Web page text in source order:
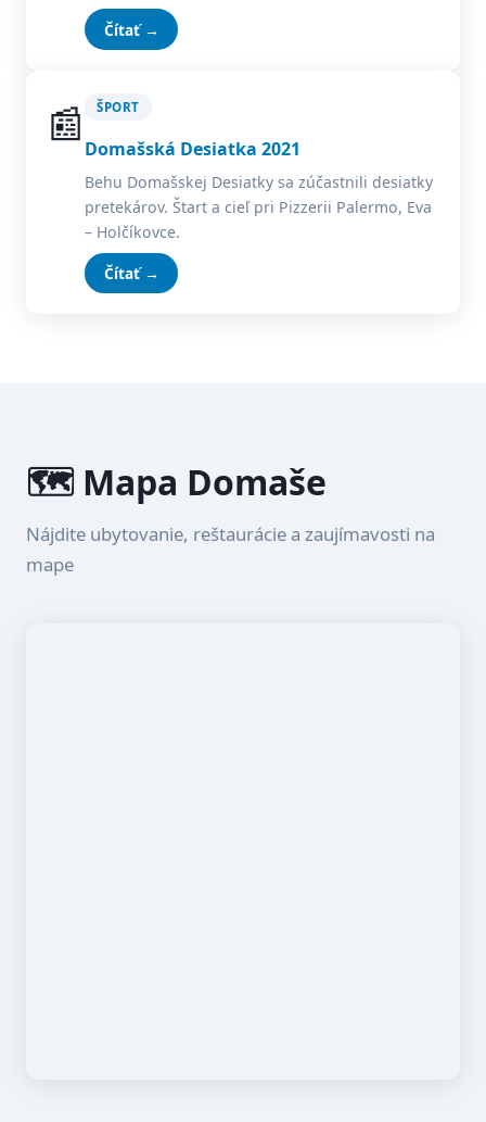
Čítať →
📰 ŠPORT
Domašská Desiatka 2021
Behu Domašskej Desiatky sa zúčastnili desiatky
pretekárov. Štart a cieľ pri Pizzerii Palermo, Eva
– Holčíkovce.
Čítať →
🗺️ Mapa Domaše
Nájdite ubytovanie, reštaurácie a zaujímavosti na
mape